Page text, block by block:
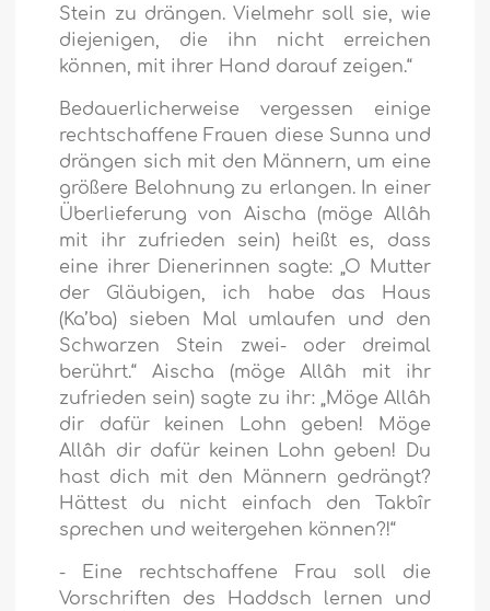
Stein zu drängen. Vielmehr soll sie, wie
diejenigen, die ihn nicht erreichen
können, mit ihrer Hand darauf zeigen.“
Bedauerlicherweise vergessen einige
rechtschaffene Frauen diese Sunna und
drängen sich mit den Männern, um eine
größere Belohnung zu erlangen. In einer
Überlieferung von Aischa (möge Allâh
mit ihr zufrieden sein) heißt es, dass
eine ihrer Dienerinnen sagte: „O Mutter
der Gläubigen, ich habe das Haus
(Ka’ba) sieben Mal umlaufen und den
Schwarzen Stein zwei- oder dreimal
berührt.“ Aischa (möge Allâh mit ihr
zufrieden sein) sagte zu ihr: „Möge Allâh
dir dafür keinen Lohn geben! Möge
Allâh dir dafür keinen Lohn geben! Du
hast dich mit den Männern gedrängt?
Hättest du nicht einfach den Takbîr
sprechen und weitergehen können?!“
- Eine rechtschaffene Frau soll die
Vorschriften des Haddsch lernen und